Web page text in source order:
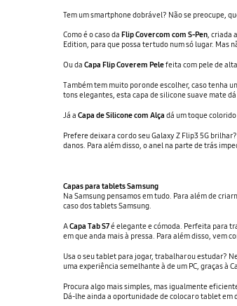
Tem um smartphone dobrável? Não se preocupe,
Como é o caso da Flip Cover com com S-Pen, criada
Edition, para que possa ter tudo num só lugar.
Ou da Capa Flip Cover em Pelefeita com pele de
Também tem muito por onde escolher, caso tenha
tons elegantes, esta capa de silicone suave mate
Já a Capa de Silicone com Alça dá um toque
Prefere deixar a cor do seu Galaxy Z Flip3 5G
danos. Para além disso, o anel na parte de trás
Capas para tablets Samsung
Na Samsung pensamos em tudo. Para além de
caso dos tablets Samsung.
ACapa Tab S7é elegante e cómoda. Perfeita para
em que anda mais à pressa. Para além disso, vem
Usa o seu tablet para jogar, trabalhar ou estudar?
uma experiência semelhante à de um PC, graças à
Procura algo mais simples, mas igualmente
Dá-lhe ainda a oportunidade de colocar o tablet